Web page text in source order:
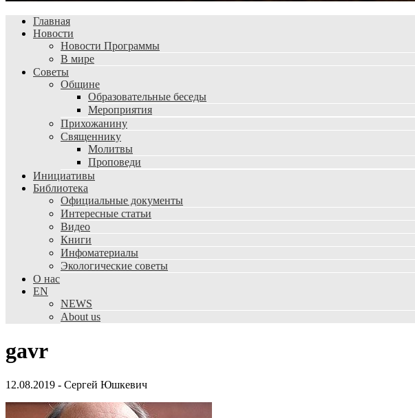
Главная
Новости
Новости Программы
В мире
Советы
Общине
Образовательные беседы
Мероприятия
Прихожанину
Священнику
Молитвы
Проповеди
Инициативы
Библиотека
Официальные документы
Интересные статьи
Видео
Книги
Инфоматериалы
Экологические советы
О нас
EN
NEWS
About us
gavr
12.08.2019 - Сергей Юшкевич